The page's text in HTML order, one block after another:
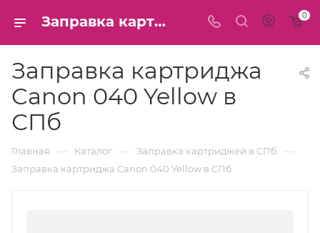
Заправка картриджа Canon 040 Yellow в СПб 0
Заправка картриджа
Canon 040 Yellow в
СПб
Главная — Каталог — Заправка картриджей в СПб —
Заправка картриджа Canon 040 Yellow в СПб